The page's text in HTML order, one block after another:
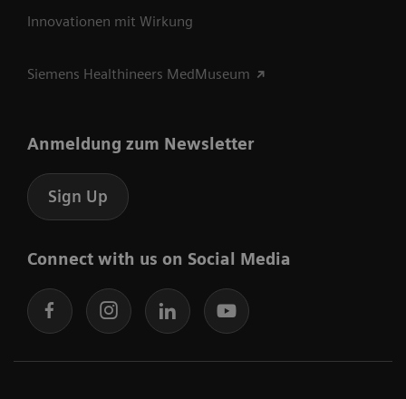
Innovationen mit Wirkung
Siemens Healthineers MedMuseum
Anmeldung zum Newsletter
Sign Up
Connect with us on Social Media